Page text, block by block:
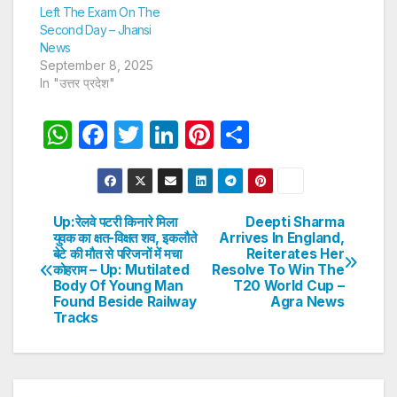
Left The Exam On The
Second Day – Jhansi
News
September 8, 2025
In "उत्तर प्रदेश"
W
s
A
p
p
F
a
c
e
b
o
o
T
w
itt
er
Li
n
k
e
dI
n
Pi
nt
er
st
h
ar
e
Post
navigation
Deepti Sharma
Arrives In England,
Reiterates Her
Resolve To Win The
T20 World Cup –
Agra News
Up:रेलवे पटरी किनारे मिला
युवक का क्षत-विक्षत शव, इकलौते
बेटे की मौत से परिजनों में मचा
कोहराम – Up: Mutilated
Body Of Young Man
Found Beside Railway
Tracks